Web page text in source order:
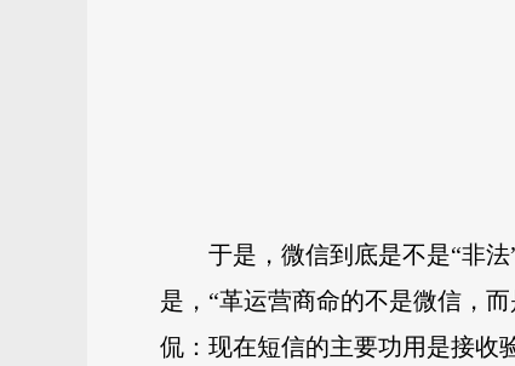
于是，微信到底是不是“非
是，“革运营商命的不是微信，
侃：现在短信的主要功用是接收